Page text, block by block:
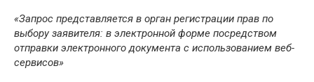
«Запрос представляется в орган регистрации прав по
выбору заявителя: в электронной форме посредством
отправки электронного документа с использованием веб-
сервисов»